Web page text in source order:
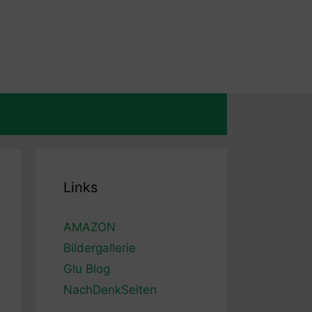
Links
AMAZON
Bildergallerie
Glu Blog
NachDenkSeiten